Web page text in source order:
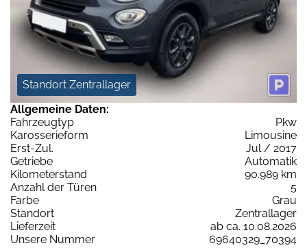
Standort Zentrallager
Allgemeine Daten:
Fahrzeugtyp
Pkw
Karosserieform
Limousine
Erst-Zul.
Jul / 2017
Getriebe
Automatik
Kilometerstand
90.989 km
Anzahl der Türen
5
Farbe
Grau
Standort
Zentrallager
Lieferzeit
ab ca. 10.08.2026
Unsere Nummer
69640329_70394